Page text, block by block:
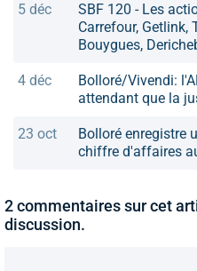
5 déc
SBF 120 - Les
Carrefour, Getlink,
Bouygues,
4 déc
Bolloré/Vivendi:
attendant que la
23 oct
Bolloré enregistre
chiffre d'affaires
2 commentaires sur cet
discussion.